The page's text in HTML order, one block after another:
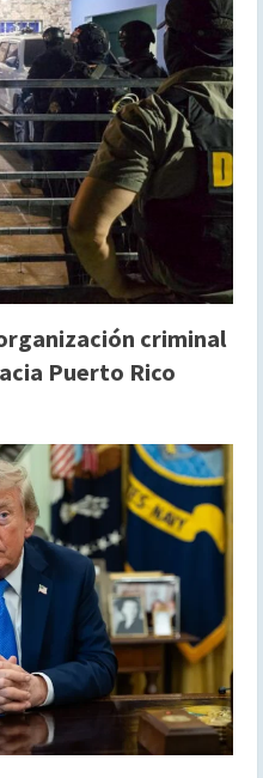
criminal
Puerto Rico